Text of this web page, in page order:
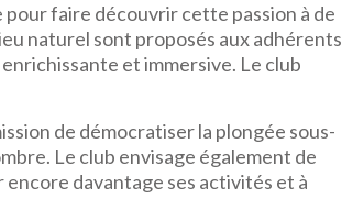
pour faire découvrir cette passion à de
naturel sont proposés aux adhérents
et immersive. Le club
de démocratiser la plongée sous-
Le club envisage également de
davantage ses activités et à